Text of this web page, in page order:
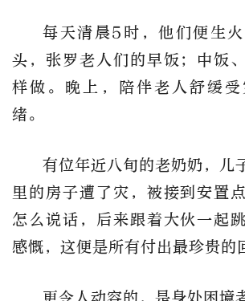
每天清晨5时，他们便生
头，张罗老人们的早饭；中饭
样做。晚上，陪伴老人舒缓
绪。
有位年近八旬的老奶奶，儿
里的房子遭了灾，被接到安置
怎么说话，后来跟着大伙一起
感慨，这便是所有付出最珍贵的